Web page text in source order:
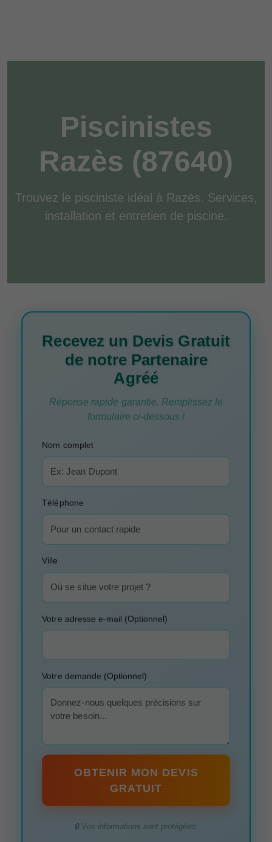
Piscinistes
Razès (87640)
Trouvez le pisciniste idéal à Razès. Services,
installation et entretien de piscine.
Recevez un Devis Gratuit
de notre Partenaire
Agréé
Réponse rapide garantie. Remplissez le
formulaire ci-dessous !
Nom complet
Téléphone
Ville
Votre adresse e-mail (Optionnel)
Votre demande (Optionnel)
OBTENIR MON DEVIS
GRATUIT
🔒 Vos informations sont protégées.